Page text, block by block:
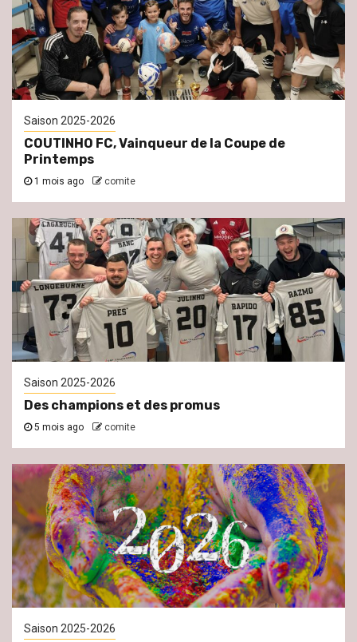
Saison 2025-2026
COUTINHO FC, Vainqueur de la Coupe de
Printemps
1 mois ago comite
Saison 2025-2026
Des champions et des promus
5 mois ago comite
Saison 2025-2026